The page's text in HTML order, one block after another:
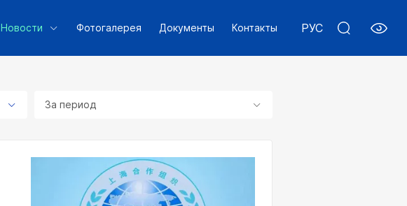
Новости Фотогалерея Документы Контакты РУС
За период